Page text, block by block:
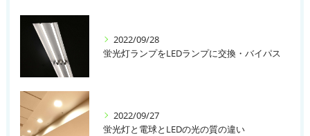
2022/09/28
蛍光灯ランプをLEDランプに交換・バイパス
2022/09/27
蛍光灯と電球とLEDの光の質の違い